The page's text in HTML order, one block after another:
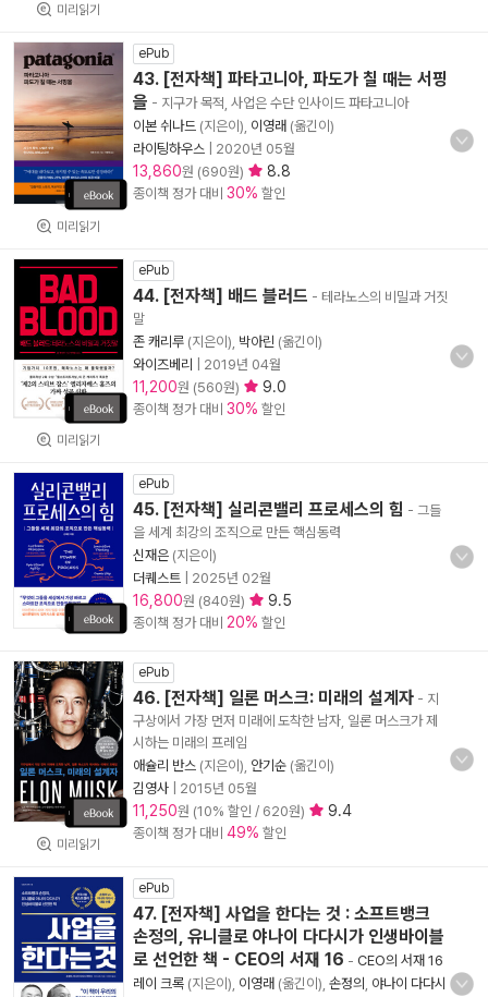
미리읽기
미리읽기
ePub
43. [전자책] 파타고니아, 파도가 칠 때는 서핑
을 - 지구가 목적, 사업은 수단 인사이드 파타고니아
이본 쉬나드 (지은이), 이영래 (옮긴이)
라이팅하우스
2020년 05월
13,860원 (690원) 8.8
종이책 정가 대비 30% 할인
미리읽기
ePub
44. [전자책] 배드 블러드 - 테라노스의 비밀과 거짓
말
존 캐리루 (지은이), 박아린 (옮긴이)
와이즈베리
2019년 04월
11,200원 (560원) 9.0
종이책 정가 대비 30% 할인
ePub
45. [전자책] 실리콘밸리 프로세스의 힘 - 그들
을 세계 최강의 조직으로 만든 핵심동력
신재은 (지은이)
더퀘스트
2025년 02월
16,800원 (840원) 9.5
종이책 정가 대비 20% 할인
미리읽기
ePub
46. [전자책] 일론 머스크: 미래의 설계자 - 지
구상에서 가장 먼저 미래에 도착한 남자, 일론 머스크가 제
시하는 미래의 프레임
애슐리 반스 (지은이), 안기순 (옮긴이)
김영사
2015년 05월
11,250원 (10% 할인 / 620원) 9.4
종이책 정가 대비 49% 할인
ePub
47. [전자책] 사업을 한다는 것 : 소프트뱅크
손정의, 유니클로 야나이 다다시가 인생바이블
로 선언한 책 - CEO의 서재 16 - CEO의 서재 16
레이 크록 (지은이), 이영래 (옮긴이), 손정의
야나이 다다시